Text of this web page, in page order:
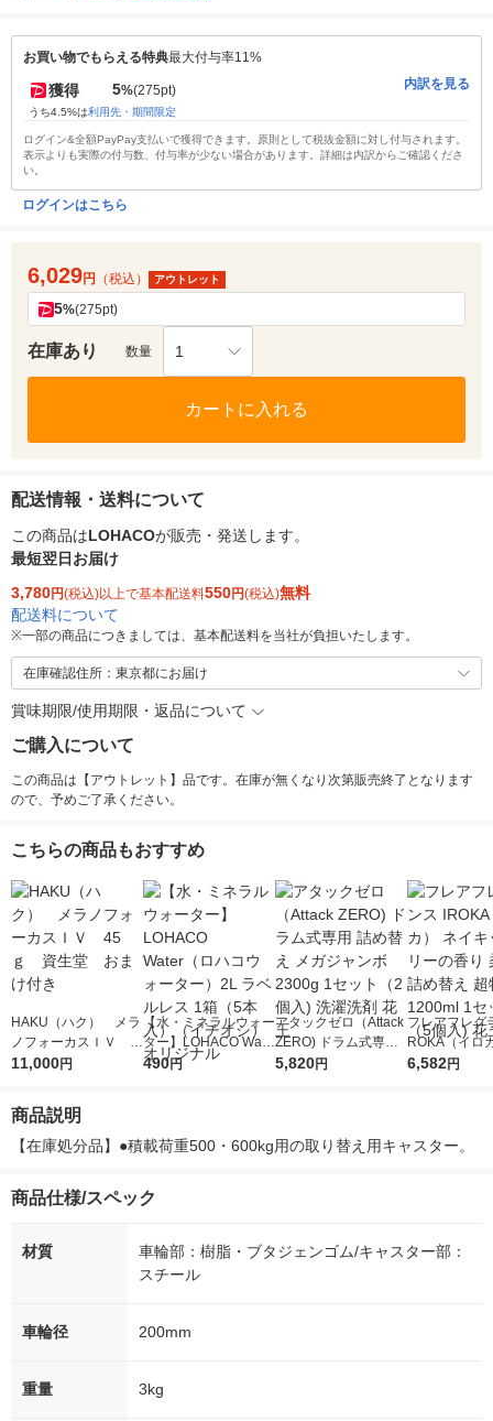
お買い物でもらえる特典最大付与率11%
獲得 5%(275pt)
うち4.5%は利用先・期間限定
内訳を見る
ログイン&全額PayPay支払いで獲得できます。原則として税抜金額に対し付与されます。
表示よりも実際の付与数、付与率が少ない場合があります。詳細は内訳からご確認くださ
い。
ログインはこちら
6,029円 （税込） アウトレット
5%(275pt)
在庫あり 数量 1
カートに入れる
配送情報・送料について
この商品はLOHACOが販売・発送します。
最短翌日お届け
3,780円(税込)以上で基本配送料550円(税込)無料
配送料について
※一部の商品につきましては、基本配送料を当社が負担いたします。
在庫確認住所：東京都にお届け
賞味期限/使用期限・返品について
ご購入について
この商品は【アウトレット】品です。在庫が無くなり次第販売終了となります
ので、予めご了承ください。
こちらの商品もおすすめ
HAKU（ハク） メラ
ノフォーカスＩＶ 4
5ｇ 資生堂 おまけ
11,000円
【水・ミネラルウォー
ター】LOHACO Wate
r（ロハコウォータ
490円
アタックゼロ（Attack
ZERO) ドラム式専用
詰め替え メガジャン
5,820円
フレアフレグ
ROKA（イロ
イキッドリリ
6,582円
商品説明
【在庫処分品】●積載荷重500・600kg用の取り替え用キャスター。
商品仕様/スペック
材質
車輪部：樹脂・ブタジェンゴム/キャスター部：
スチール
車輪径 200mm
重量 3kg